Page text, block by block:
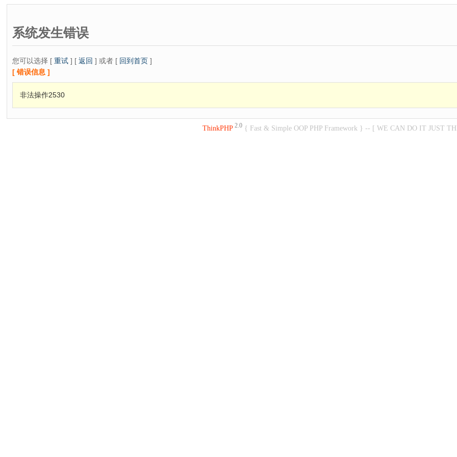
系统发生错误
您可以选择 [ 重试 ] [ 返回 ] 或者 [ 回到首页 ]
[ 错误信息 ]
非法操作2530
ThinkPHP 2.0 { Fast & Simple OOP PHP Framework } -- [ WE CAN DO IT JUST